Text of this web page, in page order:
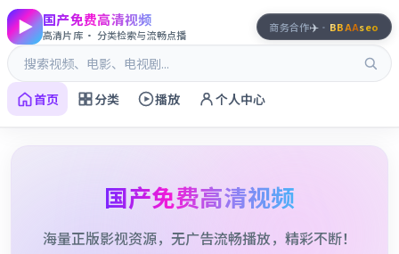
国产免费高清视频
高清片库 · 分类检索与流畅点播
首页 分类 播放 个人中心
商务合作✈️ · BBAAseo
国产免费高清视频
海量正版影视资源，无广告流畅播放，精彩不断！